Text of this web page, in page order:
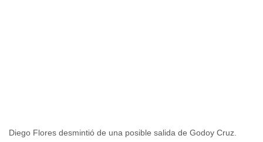
Diego Flores desmintió de una posible salida de Godoy Cruz.